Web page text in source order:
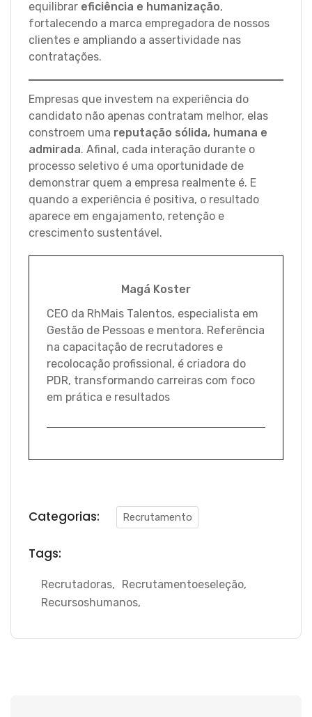
equilibrar eficiência e humanização,
fortalecendo a marca empregadora de nossos
clientes e ampliando a assertividade nas
contratações.
Empresas que investem na experiência do
candidato não apenas contratam melhor, elas
constroem uma reputação sólida, humana e
admirada. Afinal, cada interação durante o
processo seletivo é uma oportunidade de
demonstrar quem a empresa realmente é. E
quando a experiência é positiva, o resultado
aparece em engajamento, retenção e
crescimento sustentável.
Magá Koster
CEO da RhMais Talentos, especialista em
Gestão de Pessoas e mentora. Referência
na capacitação de recrutadores e
recolocação profissional, é criadora do
PDR, transformando carreiras com foco
em prática e resultados
Categorias: Recrutamento
Tags:
Recrutadoras, Recrutamentoeseleção,
Recursoshumanos,